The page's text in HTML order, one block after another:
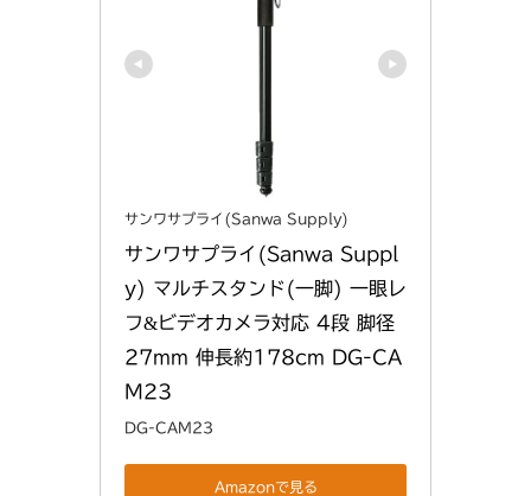
サンワサプライ(Sanwa Supply)
サンワサプライ(Sanwa Suppl
y) マルチスタンド(一脚) 一眼レ
フ&ビデオカメラ対応 4段 脚径
27mm 伸長約178cm DG-CA
M23
DG-CAM23
Amazonで見る